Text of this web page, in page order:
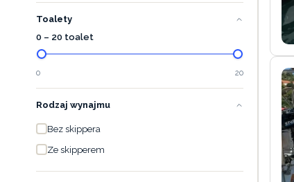
Toalety
0 – 20 toalet
0 20
Rodzaj wynajmu
Bez skippera
Ze skipperem